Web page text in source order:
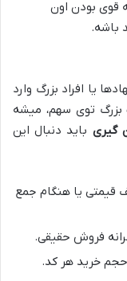
قوی بودن اون
باشه.
یا افراد بزرگ وارد
بزرگ توی سهم، میشه
گیری باید دنبال این
قیمتی یا هنگام جمع
فروش حقیقی.
خرید هر کد.